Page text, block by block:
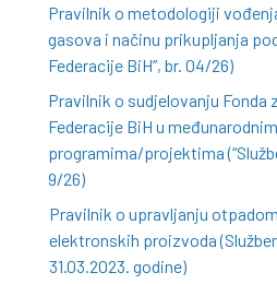
Pravilnik o metodologiji
gasova i načinu prikupljanja
Federacije BiH”, br. 04/26)
Pravilnik o sudjelovanju Fonda
Federacije BiH u međunarodnim
programima/projektima
9/26)
Pravilnik o upravljanju
elektronskih proizvoda
31.03.2023. godine)